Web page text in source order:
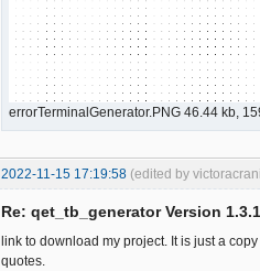
errorTerminalGenerator.PNG 46.44 kb,
2022-11-15 17:19:58 (edited by
Re: qet_tb_generator Version 1.3.1
link to download my project. It is just a
quotes.